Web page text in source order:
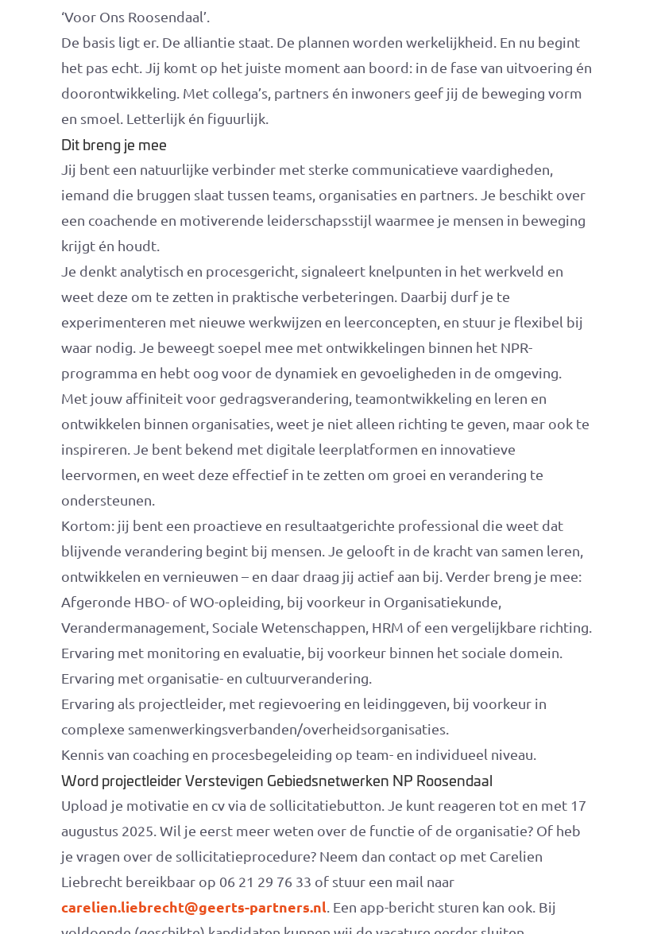
‘Voor Ons Roosendaal’.
De basis ligt er. De alliantie staat. De plannen worden werkelijkheid. En nu begint
het pas echt. Jij komt op het juiste moment aan boord: in de fase van uitvoering én
doorontwikkeling. Met collega’s, partners én inwoners geef jij de beweging vorm
en smoel. Letterlijk én figuurlijk.
Dit breng je mee
Jij bent een natuurlijke verbinder met sterke communicatieve vaardigheden,
iemand die bruggen slaat tussen teams, organisaties en partners. Je beschikt over
een coachende en motiverende leiderschapsstijl waarmee je mensen in beweging
krijgt én houdt.
Je denkt analytisch en procesgericht, signaleert knelpunten in het werkveld en
weet deze om te zetten in praktische verbeteringen. Daarbij durf je te
experimenteren met nieuwe werkwijzen en leerconcepten, en stuur je flexibel bij
waar nodig. Je beweegt soepel mee met ontwikkelingen binnen het NPR-
programma en hebt oog voor de dynamiek en gevoeligheden in de omgeving.
Met jouw affiniteit voor gedragsverandering, teamontwikkeling en leren en
ontwikkelen binnen organisaties, weet je niet alleen richting te geven, maar ook te
inspireren. Je bent bekend met digitale leerplatformen en innovatieve
leervormen, en weet deze effectief in te zetten om groei en verandering te
ondersteunen.
Kortom: jij bent een proactieve en resultaatgerichte professional die weet dat
blijvende verandering begint bij mensen. Je gelooft in de kracht van samen leren,
ontwikkelen en vernieuwen – en daar draag jij actief aan bij. Verder breng je mee:
Afgeronde HBO- of WO-opleiding, bij voorkeur in Organisatiekunde,
Verandermanagement, Sociale Wetenschappen, HRM of een vergelijkbare richting.
Ervaring met monitoring en evaluatie, bij voorkeur binnen het sociale domein.
Ervaring met organisatie- en cultuurverandering.
Ervaring als projectleider, met regievoering en leidinggeven, bij voorkeur in
complexe samenwerkingsverbanden/overheidsorganisaties.
Kennis van coaching en procesbegeleiding op team- en individueel niveau.
Word projectleider Verstevigen Gebiedsnetwerken NP Roosendaal
Upload je motivatie en cv via de sollicitatiebutton. Je kunt reageren tot en met 17
augustus 2025. Wil je eerst meer weten over de functie of de organisatie? Of heb
je vragen over de sollicitatieprocedure? Neem dan contact op met Carelien
Liebrecht bereikbaar op 06 21 29 76 33 of stuur een mail naar
carelien.liebrecht@geerts-partners.nl . Een app-bericht sturen kan ook. Bij